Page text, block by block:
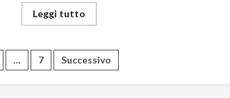
Leggi tuttoLeggi
di
Come
eliminare
gli
… 7 Successivo